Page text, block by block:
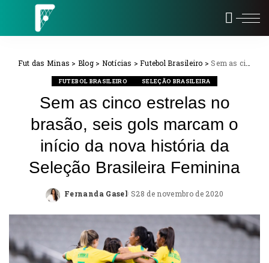
Fut das Minas > Blog> Notícias >Futebol Brasileiro >Sem as cinco estrelas no brasão, seis gols marcam o início da nova história da Seleção Brasileira Feminina
FUTEBOL BRASILEIRO SELEÇÃO BRASILEIRA
Sem as cinco estrelas no
brasão, seis gols marcam o
início da nova história da
Seleção Brasileira Feminina
Posted
Fernanda Gasel 28 de novembro de 2020